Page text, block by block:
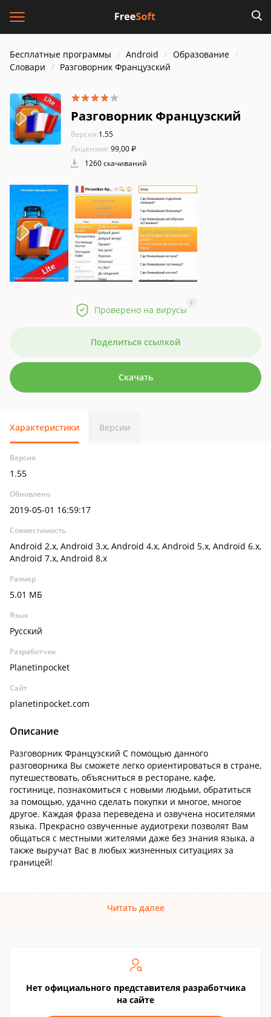
Бесплатные программы Android
Образование
Словари
Разговорник Французский
Разговорник Французский
Версия:1.55
Лицензия: 99,00 ₽
1260 скачиваний
Проверено на вирусы
?
Поделиться ссылкой
Скачать
Характеристики Версии
Версия
1.55
Обновлено
2019-05-01 16:59:17
Совместимость
Android 2.x, Android 3.x, Android 4.x, Android 5.x, Android 6.x,
Android 7.x, Android 8.x
Размер
5.01 МБ
Язык
Русский
Разработчик
Planetinpocket
Сайт
planetinpocket.com
Описание
Разговорник Французский С помощью данного
разговорника Вы сможете легко ориентироваться в стране,
путешествовать, объясниться в ресторане, кафе,
гостинице, познакомиться с новыми людьми, обратиться
за помощью, удачно сделать покупки и многое, многое
другое. Каждая фраза переведена и озвучена носителями
языка. Прекрасно озвученные аудиотреки позволят Вам
общаться с местными жителями даже без знания языка, а
также выручат Вас в любых жизненных ситуациях за
границей!
Читать далее
Нет официального представителя разработчика
на сайте